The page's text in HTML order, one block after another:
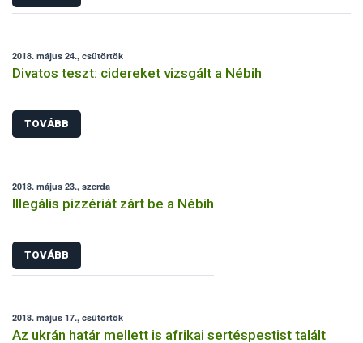
2018. május 24., csütörtök
Divatos teszt: cidereket vizsgált a Nébih
TOVÁBB
2018. május 23., szerda
Illegális pizzériát zárt be a Nébih
TOVÁBB
2018. május 17., csütörtök
Az ukrán határ mellett is afrikai sertéspestist talált